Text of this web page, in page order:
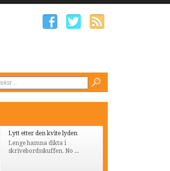
Lytt etter den kvite lyden
Lenge hamna dikta i
skrivebordsskuffen. No ...